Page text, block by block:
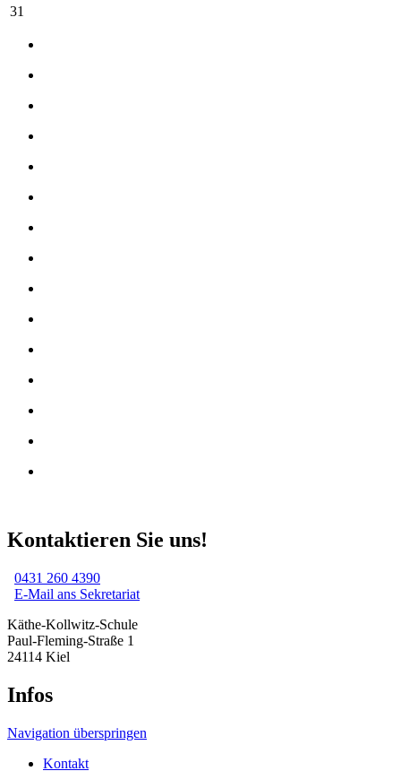
31
Kontaktieren Sie uns!
0431 260 4390
E-Mail ans Sekretariat
Käthe-Kollwitz-Schule
Paul-Fleming-Straße 1
24114 Kiel
Infos
Navigation überspringen
Kontakt